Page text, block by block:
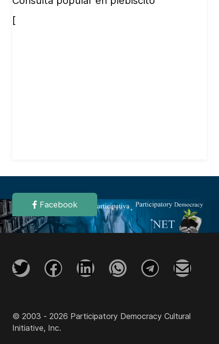
[
Facebook
© 2003 - 2026 Participatory Democracy Cultural
Initiative, Inc.